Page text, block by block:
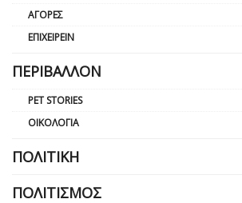
ΑΓΟΡΈΣ
ΕΠΙΧΕΙΡΕΊΝ
ΠΕΡΙΒΆΛΛΟΝ
PET STORIES
ΟΙΚΟΛΟΓΊΑ
ΠΟΛΙΤΙΚΉ
ΠΟΛΙΤΙΣΜΌΣ